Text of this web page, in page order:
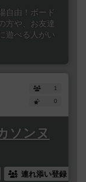
自由！ボード
方や、お友達
遊べる人がい
1
0
ソンヌ
連れ添い登録